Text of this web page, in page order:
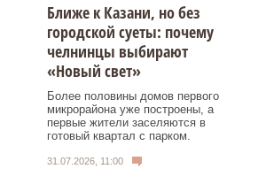
Ближе к Казани, но без
городской суеты: почему
челнинцы выбирают
«Новый свет»
Более половины домов первого
микрорайона уже построены, а
первые жители заселяются в
готовый квартал с парком.
31.07.2026, 11:00